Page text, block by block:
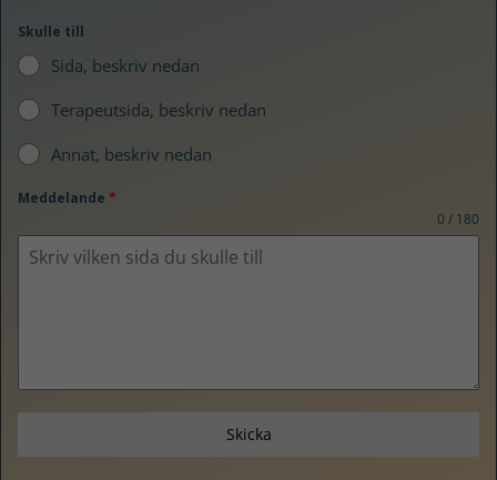
Skulle till
Sida, beskriv nedan
Terapeutsida, beskriv nedan
Annat, beskriv nedan
Meddelande *
0 / 180
Skicka